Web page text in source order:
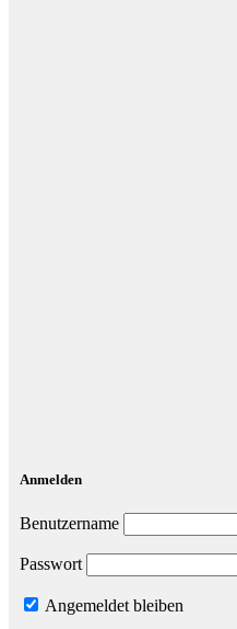
Anmelden
Benutzername
Passwort
Angemeldet bleiben